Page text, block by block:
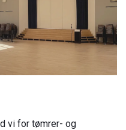
vi for tømrer- og